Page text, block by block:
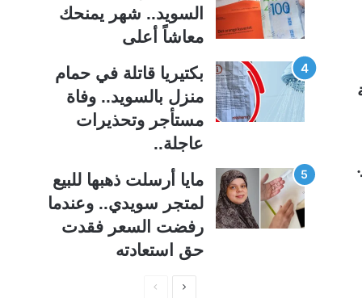
السويد.. شهر يمنحك
معاشاً أعلى
بكتيريا قاتلة في حمام
منزل بالسويد.. وفاة
مستأجر وتحذيرات
عاجلة..
مايا أرسلت ذهبها للبيع
لمتجر سويدي.. وعندما
رفضت السعر فقدت
حق استعادته